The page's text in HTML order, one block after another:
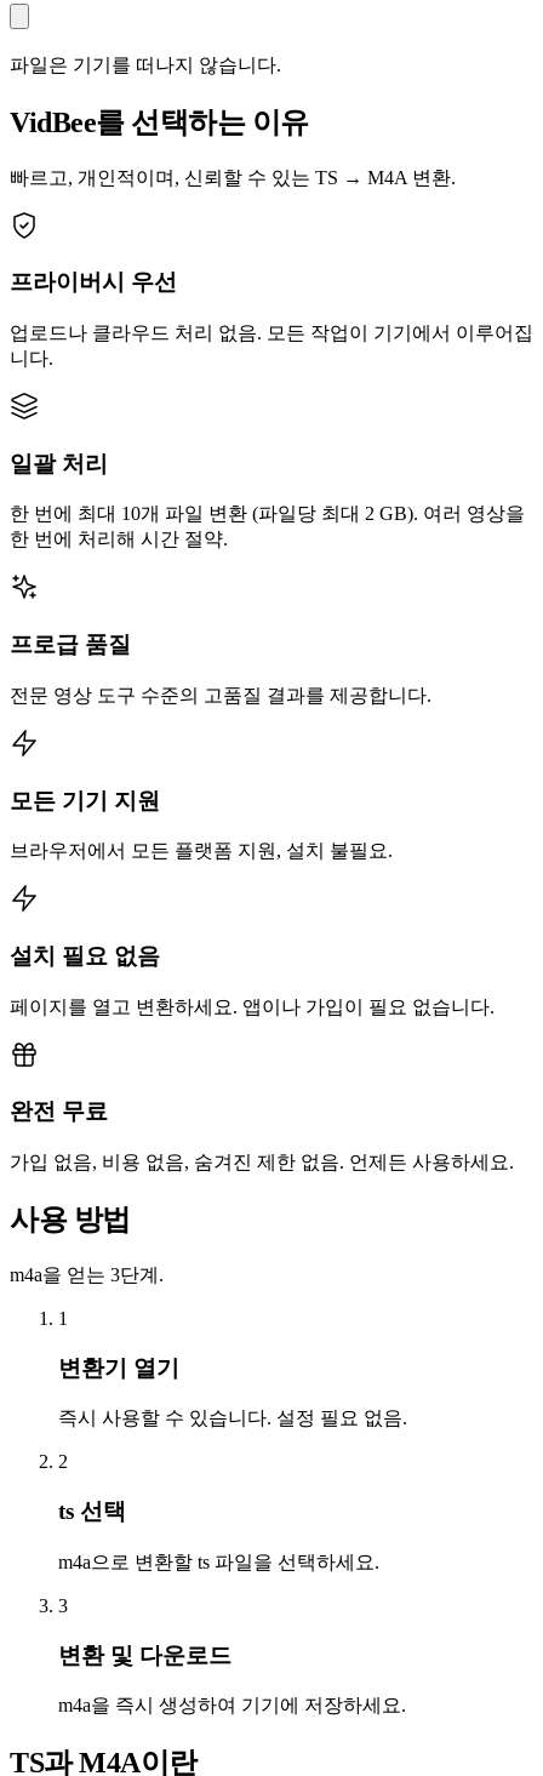
파일은 기기를 떠나지 않습니다.
VidBee를 선택하는 이유
빠르고, 개인적이며, 신뢰할 수 있는 TS → M4A 변환.
프라이버시 우선
업로드나 클라우드 처리 없음. 모든 작업이 기기에서 이루어집
니다.
일괄 처리
한 번에 최대 10개 파일 변환 (파일당 최대 2 GB). 여러 영상을
한 번에 처리해 시간 절약.
프로급 품질
전문 영상 도구 수준의 고품질 결과를 제공합니다.
모든 기기 지원
브라우저에서 모든 플랫폼 지원, 설치 불필요.
설치 필요 없음
페이지를 열고 변환하세요. 앱이나 가입이 필요 없습니다.
완전 무료
가입 없음, 비용 없음, 숨겨진 제한 없음. 언제든 사용하세요.
사용 방법
m4a을 얻는 3단계.
1
변환기 열기
즉시 사용할 수 있습니다. 설정 필요 없음.
2
ts 선택
m4a으로 변환할 ts 파일을 선택하세요.
3
변환 및 다운로드
m4a을 즉시 생성하여 기기에 저장하세요.
TS과 M4A이란